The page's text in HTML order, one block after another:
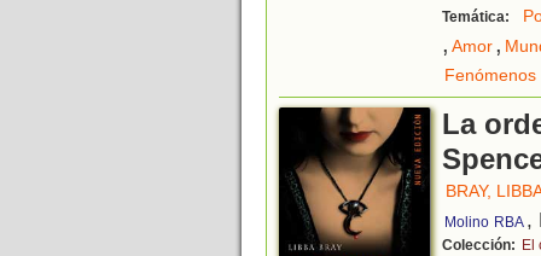
Temática:
, Amor,
La
BRAY,
Molino RBA ,
Colección: El